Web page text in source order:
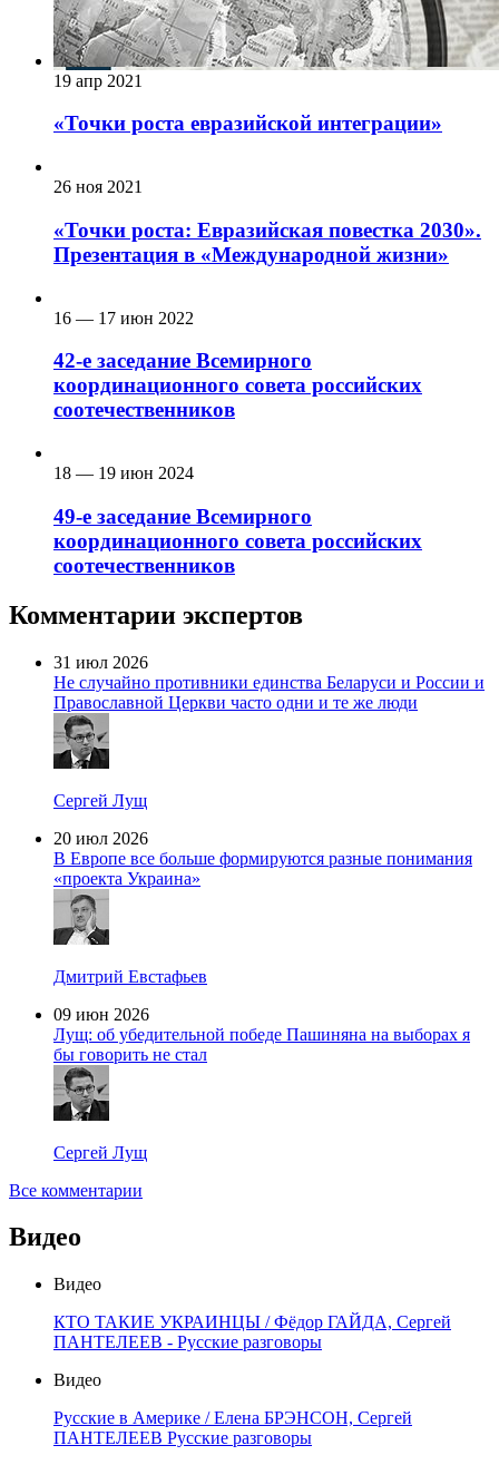
19 апр 2021
«Точки роста евразийской интеграции»
26 ноя 2021
«Точки роста: Евразийская повестка 2030».
Презентация в «Международной жизни»
16 — 17 июн 2022
42-е заседание Всемирного
координационного совета российских
соотечественников
18 — 19 июн 2024
49-е заседание Всемирного
координационного совета российских
соотечественников
Комментарии экспертов
31 июл 2026
Не случайно противники единства Беларуси и России и
Православной Церкви часто одни и те же люди
Сергей Лущ
20 июл 2026
В Европе все больше формируются разные понимания
«проекта Украина»
Дмитрий Евстафьев
09 июн 2026
Лущ: об убедительной победе Пашиняна на выборах я
бы говорить не стал
Сергей Лущ
Все комментарии
Видео
Видео
КТО ТАКИЕ УКРАИНЦЫ / Фёдор ГАЙДА, Сергей
ПАНТЕЛЕЕВ - Русские разговоры
Видео
Русские в Америке / Елена БРЭНСОН, Сергей
ПАНТЕЛЕЕВ Русские разговоры